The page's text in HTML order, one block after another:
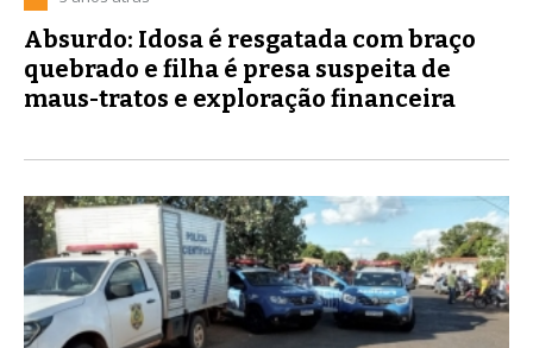
Absurdo: Idosa é resgatada com braço
quebrado e filha é presa suspeita de
maus-tratos e exploração financeira